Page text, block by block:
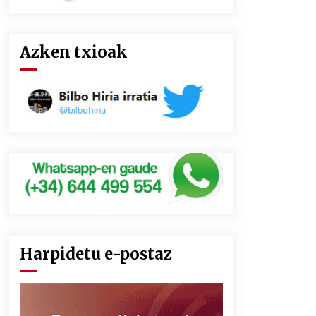
Azken txioak
Harpidetu e-postaz